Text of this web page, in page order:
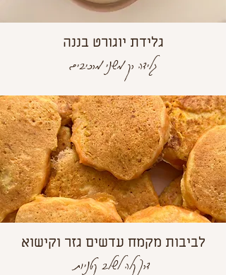
גלידת יוגורט בננה
גלידה רק משני מרכיבים
לביבות מקמח עדשים גזר וקישוא
דרך קלה לשלב קטניות